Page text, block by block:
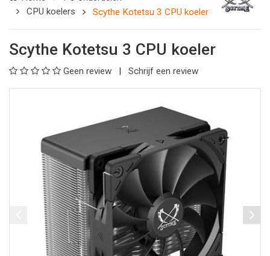
CPU koelers
Scythe Kotetsu 3 CPU koeler
Scythe Kotetsu 3 CPU koeler
Geen review Schrijf een review